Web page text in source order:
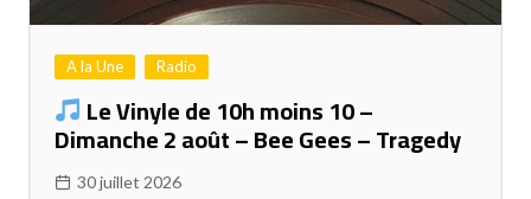
A la Une Radio
Le Vinyle de 10h moins 10 –
Dimanche 2 août – Bee Gees – Tragedy
30 juillet 2026